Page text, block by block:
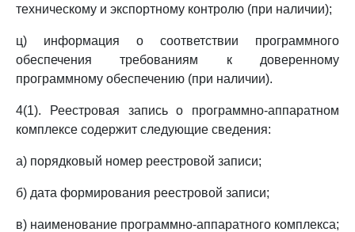
техническому и экспортному контролю (при наличии);
ц) информация о соответствии программного
обеспечения требованиям к доверенному
программному обеспечению (при наличии).
4(1). Реестровая запись о программно-аппаратном
комплексе содержит следующие сведения:
а) порядковый номер реестровой записи;
б) дата формирования реестровой записи;
в) наименование программно-аппаратного комплекса;